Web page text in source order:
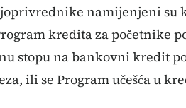
namijenjeni su
kredita za početnike
stopu na bankovni kredit
ili se Program učešća u